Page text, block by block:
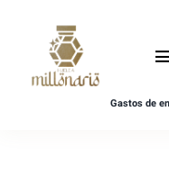
contenido
Gastos de